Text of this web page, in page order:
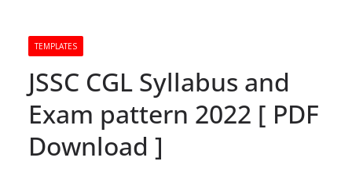
TEMPLATES
JSSC CGL Syllabus and
Exam pattern 2022 [ PDF
Download ]